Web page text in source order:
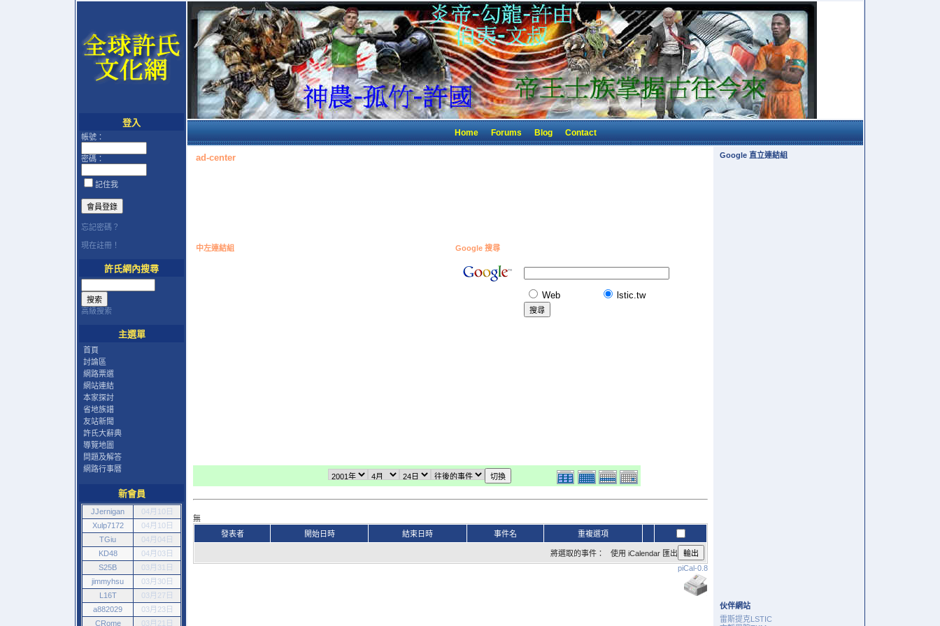
登入
帳號：
密碼：
記住我
忘記密碼？
現在註冊！
許氏網內搜尋
高級搜索
主選單
首頁
討論區
網路票選
網站連結
本家探討
省地族譜
友站新聞
許氏大辭典
導覽地圖
問題及解答
網路行事曆
新會員
JJernigan
04月10日
Xulp7172
04月10日
TGiu
04月04日
KD48
04月03日
S25B
03月31日
jimmyhsu
03月30日
L16T
03月27日
a882029
03月23日
CRome
03月21日
Home Forums Blog Contact
ad-center
中左連結組 Google 搜尋
Web lstic.tw
無
發表者
開始日時 結束日時 事件名 重複選項
將選取的事件： 使用 iCalendar 匯出
piCal-0.8
Google 直立連結組
伙伴網站
雷斯提克LSTIC